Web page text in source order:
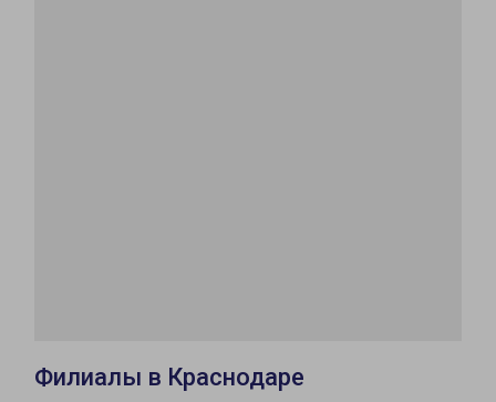
Филиалы в Краснодаре